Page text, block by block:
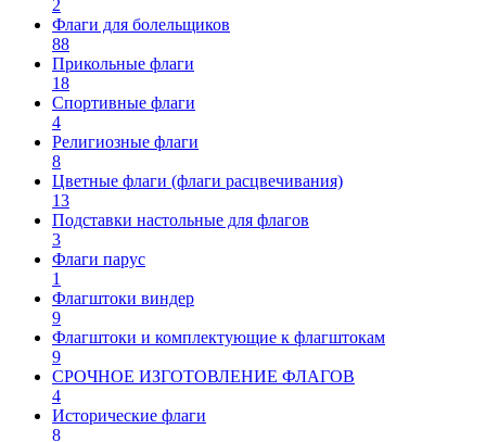
2
Флаги для болельщиков
88
Прикольные флаги
18
Спортивные флаги
4
Религиозные флаги
8
Цветные флаги (флаги расцвечивания)
13
Подставки настольные для флагов
3
Флаги парус
1
Флагштоки виндер
9
Флагштоки и комплектующие к флагштокам
9
СРОЧНОЕ ИЗГОТОВЛЕНИЕ ФЛАГОВ
4
Исторические флаги
8